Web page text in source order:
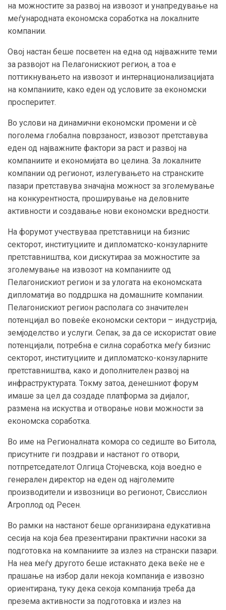
на можностите за развој на извозот и унапредување на
меѓународната економска соработка на локалните
компании.
Овој настан беше посветен на една од најважните теми
за развојот на Пелагонискиот регион, а тоа е
поттикнувањето на извозот и интернационализацијата
на компаниите, како еден од условите за економски
просперитет.
Во услови на динамични економски промени и сè
поголема глобална поврзаност, извозот претставува
еден од најважните фактори за раст и развој на
компаниите и економијата во целина. За локалните
компании од регионот, излегувањето на странските
пазари претставува значајна можност за зголемување
на конкурентноста, проширување на деловните
активности и создавање нови економски вредности.
На форумот учествуваа претставници на бизнис
секторот, институциите и дипломатско-конзуларните
претставништва, кои дискутираа за можностите за
зголемување на извозот на компаниите од
Пелагонискиот регион и за улогата на економската
дипломатија во поддршка на домашните компании.
Пелагонискиот регион располага со значителен
потенцијал во повеќе економски сектори – индустрија,
земјоделство и услуги. Сепак, за да се искористат овие
потенцијали, потребна е силна соработка меѓу бизнис
секторот, институциите и дипломатско-конзуларните
претставништва, како и дополнителен развој на
инфраструктурата. Токму затоа, денешниот форум
имаше за цел да создаде платформа за дијалог,
размена на искуства и отворање нови можности за
економска соработка.
Во име на Регионалната комора со седиште во Битола,
присутните ги поздрави и настанот го отвори,
потпретседателот Олгица Стојчевска, која воедно е
генерален директор на еден од најголемите
производители и извозници во регионот, Свисслион
Агроплод од Ресен.
Во рамки на настанот беше организирана едукативна
сесија на која беа презентирани практични насоки за
подготовка на компаниите за излез на странски пазари.
На неа меѓу другото беше истакнато дека веќе не е
прашање на избор дали некоја компанија е извозно
ориентирана, туку дека секоја компанија треба да
презема активности за подготовка и излез на